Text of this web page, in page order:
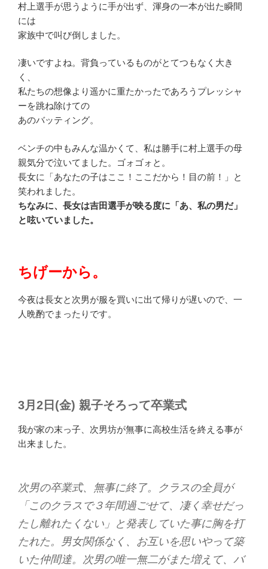
村上選手が思うように手が出ず、渾身の一本が出た瞬間
には
家族中で叫び倒しました。
凄いですよね。背負っているものがとてつもなく大き
く、
私たちの想像より遥かに重たかったであろうプレッシャ
ーを跳ね除けての
あのバッティング。
ベンチの中もみんな温かくて、私は勝手に村上選手の母
親気分で泣いてました。ゴォゴォと。
長女に「あなたの子はここ！ここだから！目の前！」と
笑われました。
ちなみに、長女は吉田選手が映る度に「あ、私の男だ」
と呟いていました。
ちげーから。
今夜は長女と次男が服を買いに出て帰りが遅いので、一
人晩酌でまったりです。
3月2日(金) 親子そろって卒業式
我が家の末っ子、次男坊が無事に高校生活を終える事が
出来ました。
次男の卒業式、無事に終了。クラスの全員が
「このクラスで３年間過ごせて、凄く幸せだっ
たし離れたくない」と発表していた事に胸を打
たれた。男女関係なく、お互いを思いやって築
いた仲間達。次男の唯一無二がまた増えて、バ